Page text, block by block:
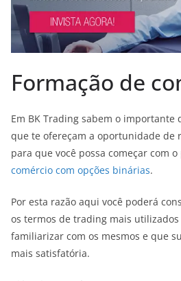
Formação de
Em BK Trading sabem o importante
que te ofereçam a oportunidade de
para que você possa começar com
comércio com opções binárias.
Por esta razão aqui você poderá
os termos de trading mais utilizados
familiarizar com os mesmos e que
mais satisfatória.